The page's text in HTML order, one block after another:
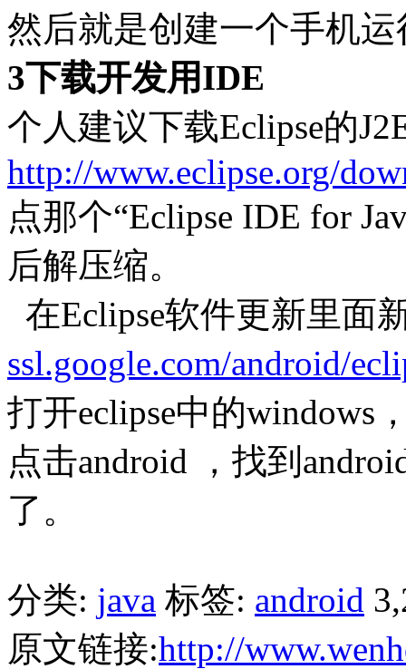
然后就是创建一个手机
3下载开发用IDE
个人建议下载Eclipse的
http://www.eclipse.org/
点那个“Eclipse IDE for
后解压缩。
在Eclipse软件更新里面
ssl.google.com/android/
打开eclipse中的windows
点击android ，找到
了。
分类: java 标签: android
原文链接:http://